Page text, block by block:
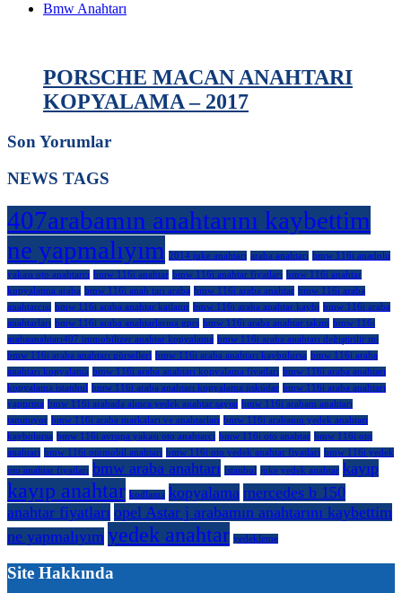
Bmw Anahtarı
PORSCHE MACAN ANAHTARI
KOPYALAMA – 2017
Son Yorumlar
NEWS TAGS
407arabamın anahtarını kaybettim
ne yapmalıyım 2014 juke anahtarı araba anahtarı bmw 116i anadolu
yakası oto anahtarcı bmw 116i anahtar bmw 116i anahtar fiyatları bmw 116i anahtar
kopyalatma araba bmw 116i anah tarı araba bmw 116i araba anahtar bmw 116i araba
anahtarcısı bmw 116i araba anahtar katlanır bmw 116i araba anahtar kaybı bmw 116i araba
anahtarları bmw 116i araba anahtarlarına gprs bmw 116i araba anahtar takım bmw 116i
arabaanahtarı407 immobilizer anahtar kopyalama bmw 116i araba anahtarı değiştirilir mi
bmw 116i araba anahtarı görselleri bmw 116i araba anahtarı kaybolursa bmw 116i araba
anahtarı kopyalama bmw 116i araba anahtarı kopyalama fiyatları bmw 116i araba anahtarı
kopyalama istanbul bmw 116i araba anahtarı kopyalama üsküdar bmw 116i araba anahtarı
yaptırma bmw 116i arabada alınca yedek anahtar sayısı bmw 116i arabam anahtarı
tanımıyor bmw 116i araba markaları ve anahtarları bmw 116i arabanın yedek anahtarı
kaybolursa bmw 116i avrupa yakası oto anahtarcı bmw 116i oto anahtar bmw 116i oto
anahtarı bmw 116i otomobil anahtarı bmw 116i oto yedek anahtar fiyatları bmw 116i yedek
oto anahtar fiyatları bmw araba anahtarı istanbul juke yedek anahtar kayıp
kayıp anahtar kodlama kopyalama mercedes b 150
anahtar fiyatları opel Astar j arabamın anahtarını kaybettim
ne yapmalıyım yedek anahtar yedekleme
Site Hakkında